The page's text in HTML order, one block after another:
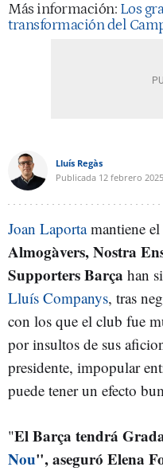
Más información: Los
transformación del
Lluís Regàs
Publicada 12 febrero 2025
Joan Laportamantiene el
Almogàvers, Nostra
Supporters Barça han
Lluís Companys, tras
con los que el club fue
por insultos de sus
presidente, impopular
puede tener un efecto
"El Barça tendrá
Nou", aseguró Elena